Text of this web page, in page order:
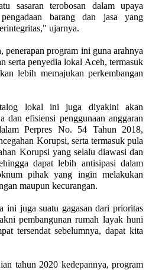
sasaran terobosan dalam upaya
pengadaan barang dan jasa yang
ujarnya.
penerapan program ini guna arahnya
serta penyedia lokal Aceh, termasuk
lebih memajukan perkembangan
lokal ini juga diyakini akan
dan efisiensi penggunaan anggaran
Perpres No. 54 Tahun 2018,
Korupsi, serta termasuk pula
Korupsi yang selalu diawasi dan
dapat lebih antisipasi dalam
pihak yang ingin melakukan
maupun kecurangan.
ini juga suatu gagasan dari prioritas
pembangunan rumah layak huni
tersendat sebelumnya, dapat kita
tahun 2020 kedepannya, program